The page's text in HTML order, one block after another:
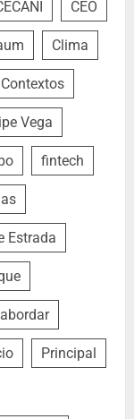
CEO
Clima
Contextos
Vega
fintech
Estrada
Principal